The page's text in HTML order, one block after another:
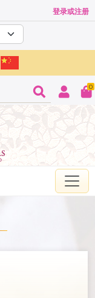
登录或注册
0